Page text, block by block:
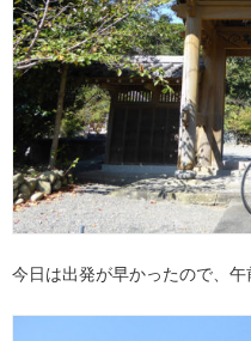
今日は出発が早かったので、午